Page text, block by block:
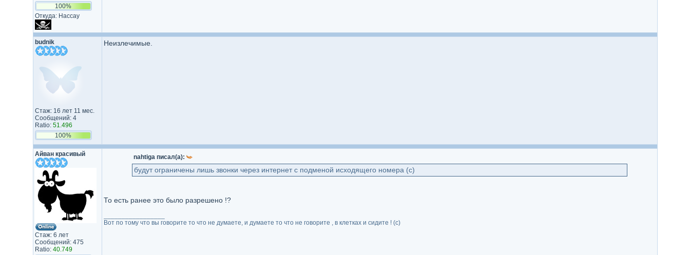
100%
Откуда: Нассау
budnik
Стаж: 16 лет 11 мес.
Сообщений: 4
Ratio: 51.496
100%
Неизлечимые.
Айван красивый
Стаж: 6 лет
Сообщений: 475
Ratio: 40.749
nahtiga писал(а):
будут ограничены лишь звонки через интернет с подменой исходящего номера (с)
То есть ранее это было разрешено !?
Вот по тому что вы говорите то что не думаете, и думаете то что не говорите , в клетках и сидите ! (с)